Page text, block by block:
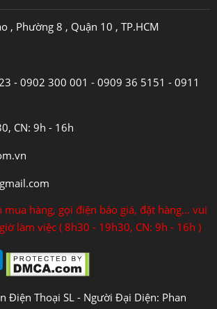
, Phường 8 , Quận 10 , TP.HCM
- 0902 300 001 - 0909 36 5151 - 0911
CN: 9h - 16h
mua hàng, gọi điện báo giá, đặt hàng... vui
làm việc ( 8h30 - 19h30, CN: 9h - 16h )
Điện Thoại SL - Người Đại Diện: Phan